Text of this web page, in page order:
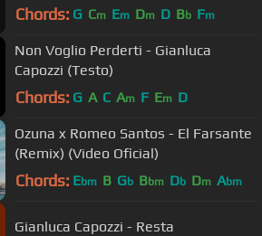
Chords: G Cm Em Dm D Bb Fm
Non Voglio Perderti - Gianluca
Capozzi (Testo)
Chords: G A C Am F Em D
Ozuna x Romeo Santos - El Farsante
(Remix) (Video Oficial)
Chords: Ebm B Gb Bbm Db Dm Abm
Gianluca Capozzi - Resta